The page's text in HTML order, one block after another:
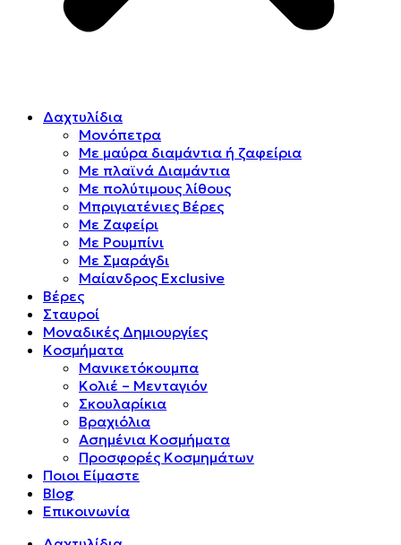
Δαχτυλίδια
Μονόπετρα
Mε μαύρα διαμάντια ή ζαφείρια
Mε πλαϊνά Διαμάντια
Mε πολύτιμους λίθους
Μπριγιατένιες Βέρες
Με Ζαφείρι
Με Ρουμπίνι
Με Σμαράγδι
Μαίανδρος Exclusive
Βέρες
Σταυροί
Μοναδικές Δημιουργίες
Κοσμήματα
Μανικετόκουμπα
Κολιέ – Μενταγιόν
Σκουλαρίκια
Βραχιόλια
Ασημένια Κοσμήματα
Προσφορές Κοσμημάτων
Ποιοι Είμαστε
Blog
Επικοινωνία